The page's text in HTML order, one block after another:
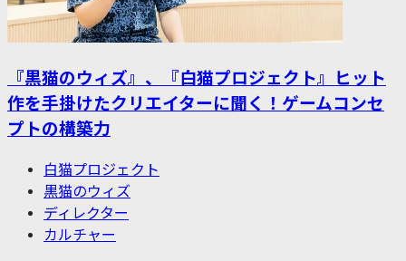
『黒猫のウィズ』、『白猫プロジェクト』ヒット
作を手掛けたクリエイターに聞く！ゲームコンセ
プトの構築力
白猫プロジェクト
黒猫のウィズ
ディレクター
カルチャー